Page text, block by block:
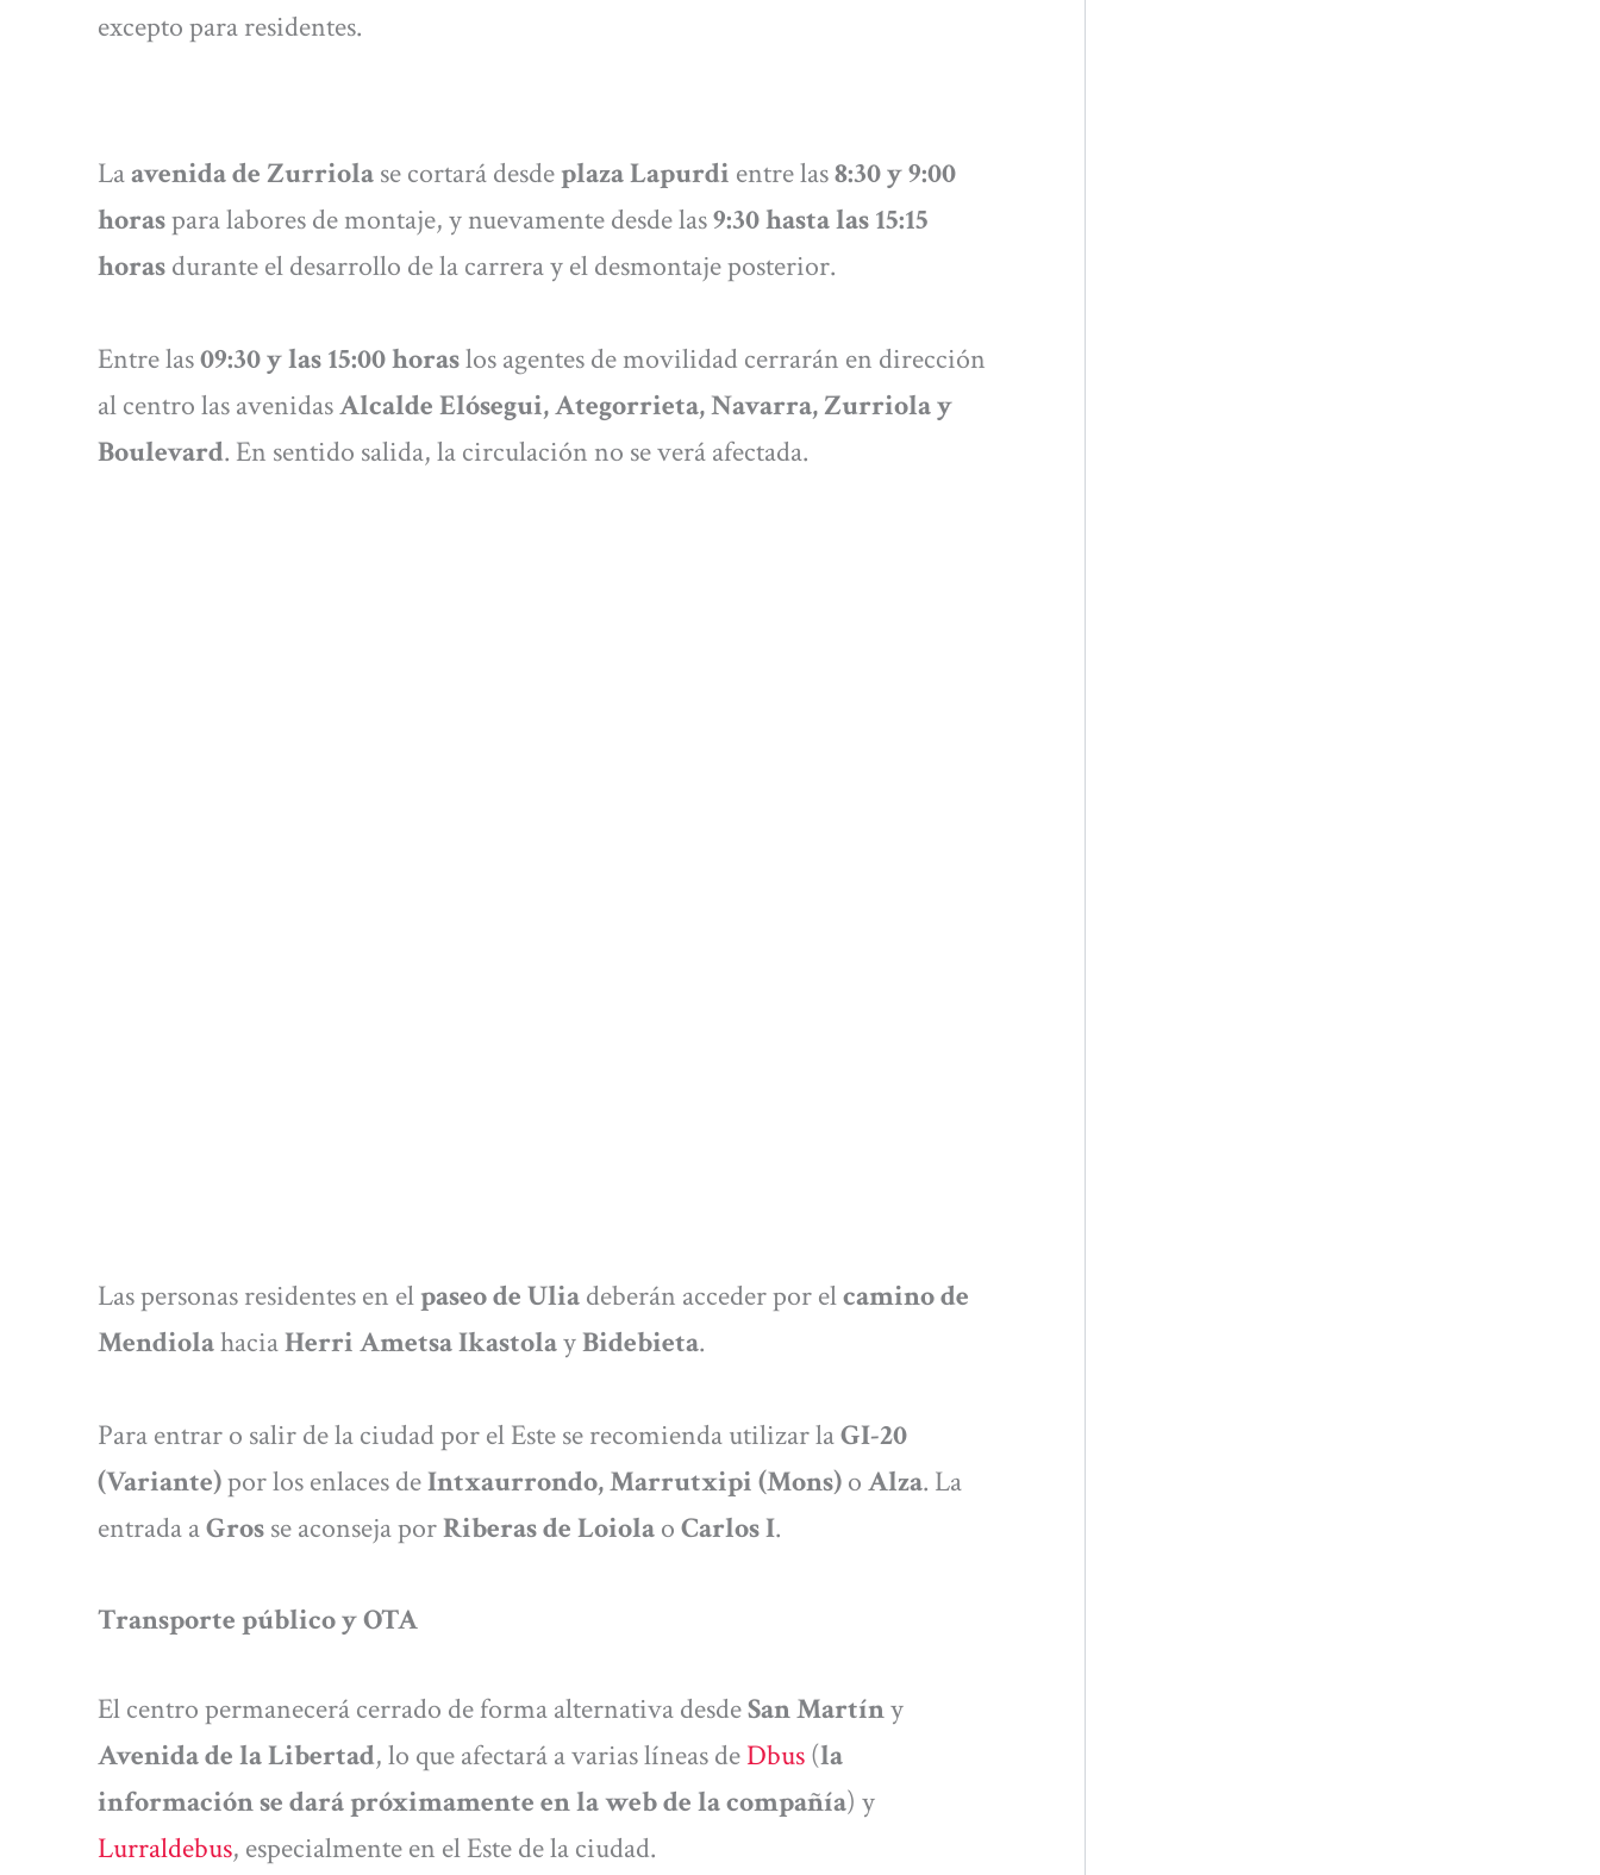
excepto para residentes.
Laavenida de Zurriolase cortará desdeplaza Lapurdi entre las8:30 y 9:00
horaspara labores de montaje, y nuevamente desde las9:30 hasta las 15:15
horasdurante el desarrollo de la carrera y el desmontaje posterior.
Entre las09:30 y las 15:00 horaslos agentes de movilidad cerrarán en dirección
al centro las avenidasAlcalde Elósegui, Ategorrieta, Navarra, Zurriola y
Boulevard. En sentido salida, la circulación no se verá afectada.
Las personas residentes en elpaseo de Uliadeberán acceder por elcamino de
MendiolahaciaHerri Ametsa IkastolayBidebieta.
Para entrar o salir de la ciudad por el Este se recomienda utilizar laGI-20
(Variante)por los enlaces deIntxaurrondo, Marrutxipi (Mons)oAlza. La
entrada aGrosse aconseja porRiberas de LoiolaoCarlos I.
Transporte público y OTA
El centro permanecerá cerrado de forma alternativa desdeSan Martíny
Avenida de la Libertad, lo que afectará a varias líneas deDbus(la
información se dará próximamente en la web de la compañía) y
Lurraldebus, especialmente en el Este de la ciudad.